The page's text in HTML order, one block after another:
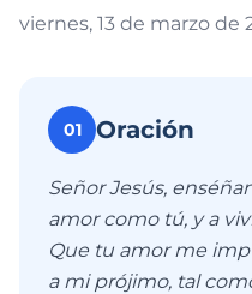
viernes, 13 de marzo de
01 Oración
Señor Jesús,
amor como tú, y a
Que tu amor me
a mi prójimo, tal